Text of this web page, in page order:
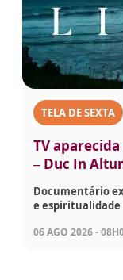
TELA DE SEXTA
TV
– Duc In
Documentário
e espiritualidade
06 AGO 2026 -